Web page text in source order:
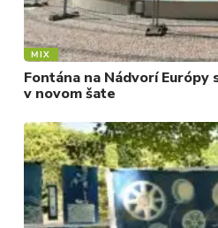
MIX
Fontána na Nádvorí Európy
v novom šate